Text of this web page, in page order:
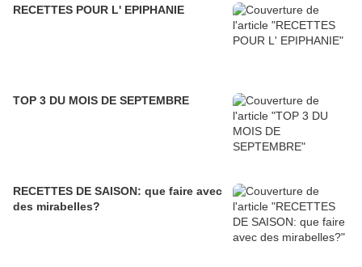
RECETTES POUR L' EPIPHANIE
TOP 3 DU MOIS DE SEPTEMBRE
RECETTES DE SAISON: que faire avec
des mirabelles?